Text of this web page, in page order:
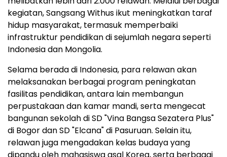
kegiatan, Sangsang Withus ikut meningkatkan taraf
hidup masyarakat, termasuk memperbaiki
infrastruktur pendidikan di sejumlah negara seperti
Indonesia dan Mongolia.
Selama berada di Indonesia, para relawan akan
melaksanakan berbagai program peningkatan
fasilitas pendidikan, antara lain membangun
perpustakaan dan kamar mandi, serta mengecat
bangunan sekolah di SD "Vina Bangsa Sezatera Plus"
di Bogor dan SD "Elcana" di Pasuruan. Selain itu,
relawan juga mengadakan kelas budaya yang